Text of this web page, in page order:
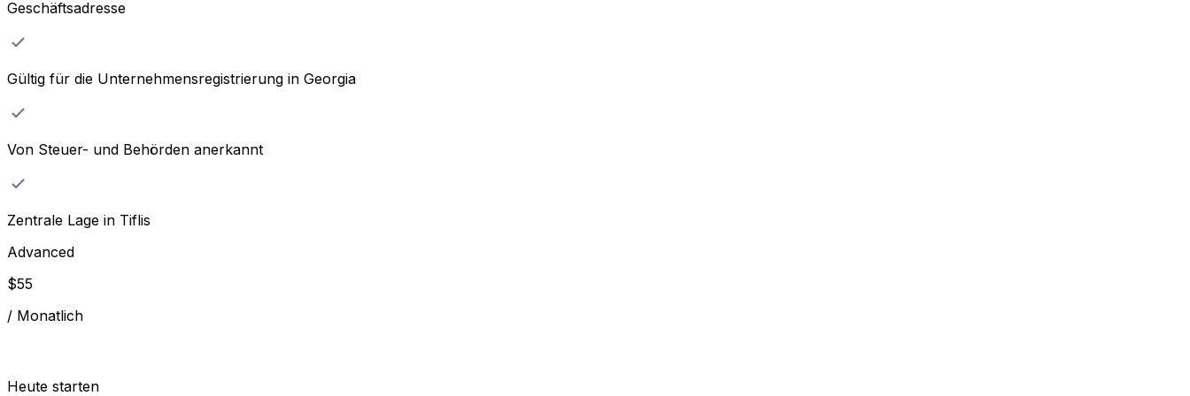
Geschäftsadresse
Gültig für die Unternehmensregistrierung in Georgia
Von Steuer- und Behörden anerkannt
Zentrale Lage in Tiflis
Advanced
$55
/ Monatlich
Heute starten